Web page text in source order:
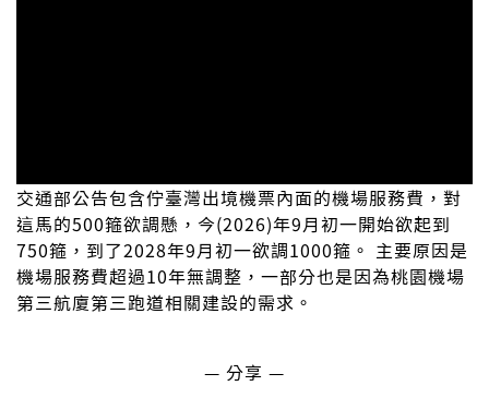
交通部公告包含佇臺灣出境機票內面的機場服務費，對
這馬的500箍欲調懸，今(2026)年9月初一開始欲起到
750箍，到了2028年9月初一欲調1000箍。 主要原因是
機場服務費超過10年無調整，一部分也是因為桃園機場
第三航廈第三跑道相關建設的需求。
— 分享 —